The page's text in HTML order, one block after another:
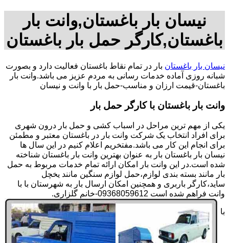
نیسان بار باغستان,وانت بار
باغستان,کارگر حمل بار باغستان
نیسان بار باغستان بار در تمام نقاط باغستان فعالیت دارد و بصورت
شبانه روزی آماده خدمات رسانی به مردم عزیز می باشد.وانت بار
باغستان-قیمت ارزان و مناسب-حمل بار با وانت و نیسان
وانت بار باغستان با کارگر حمل بار
یکی از مهم ترین مراحل در اسباب کشی و حمل بار درون شهری
برای افراد انتخاب یک شرکت وانت بار در باغستان معتبر و مطمئن
برای انجام این کار می باشد.مفتخریم اعلام کنیم در این سال ها
نیسان بار باغستان بار به عنوان بهترین وانت بار باغستان شناخته
شده است.در این وانت بار امکان ارائه تمام خدمات مربوط به حمل
بار مانند بسته بندی لوازم،حمل لوازم سنگین مانند یخچل
ساید،کارگر باربری و همچنین امکان ارسال بار به شهرستان با با
وانت فراهم شده است 09368059612-خانم گلزاری.
با